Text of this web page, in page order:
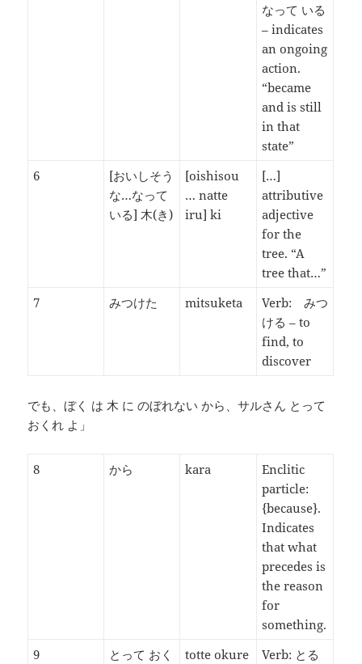
なって いる
– indicates
an ongoing
action.
“became
and is still
in that
state”
6
[おいしそう
な…なって
いる] 木(き)
[oishisou
… natte
iru] ki
[…]
attributive
adjective
for the
tree. “A
tree that…”
7
みつけた mitsuketa
Verb: みつ
ける – to
find, to
discover
でも、ぼく は 木 に のぼれない から、サルさん とって
おくれ よ」
8 から kara
Enclitic
particle:
{because}.
Indicates
that what
precedes is
the reason
for
something.
9
とって おく
totte okure
Verb: とる